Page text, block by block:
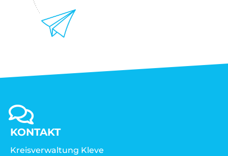
KONTAKT
Kreisverwaltung Kleve